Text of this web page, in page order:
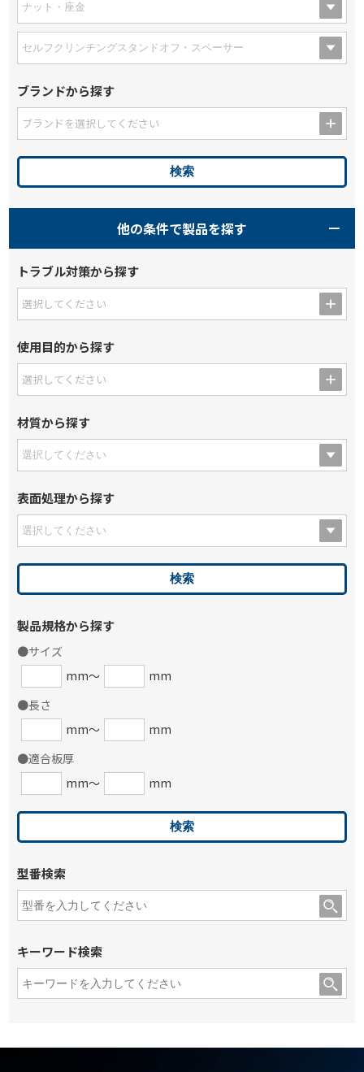
ブランドから探す
ブランドを選択してください
他の条件で製品を探す
トラブル対策から探す
選択してください
使用目的から探す
選択してください
材質から探す
表面処理から探す
製品規格から探す
●サイズ
mm～
mm
●長さ
mm～
mm
●適合板厚
mm～
mm
型番検索
キーワード検索